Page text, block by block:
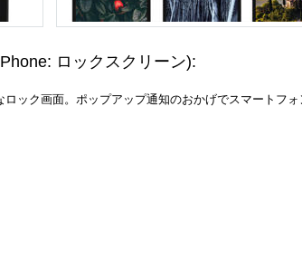
ロックスクリーン):
ック画面。ポップアップ通知のおかげでスマートフ